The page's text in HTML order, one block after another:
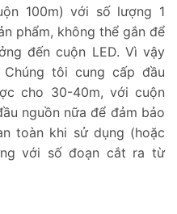
100m) với số lượng 1
phẩm, không thể gắn để
đến cuộn LED. Vì vậy
tôi cung cấp đầu
cho 30-40m, với cuộn
nguồn nữa để đảm bảo
toàn khi sử dụng (hoặc
với số đoạn cắt ra từ